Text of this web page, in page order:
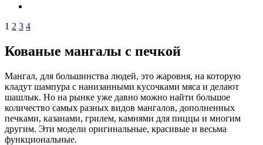
1 2 3 4
Кованые мангалы с печкой
Мангал, для большинства людей, это жаровня, на которую
кладут шампура с нанизанными кусочками мяса и делают
шашлык. Но на рынке уже давно можно найти большое
количество самых разных видов мангалов, дополненных
печками, казанами, грилем, камнями для пиццы и многим
другим. Эти модели оригинальные, красивые и весьма
функциональные.